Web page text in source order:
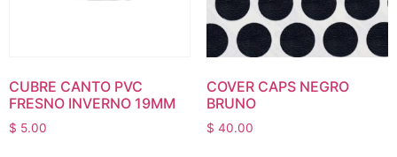
CUBRE CANTO PVC
FRESNO INVERNO 19MM
$ 5.00
COVER CAPS NEGRO
BRUNO
$ 40.00